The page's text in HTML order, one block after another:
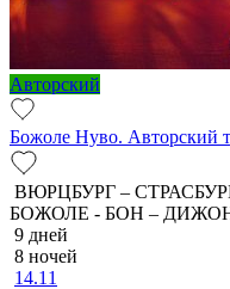
Авторский
Божоле Нуво. Авторский
ВЮРЦБУРГ –
БОЖОЛЕ - БОН –
9 дней
8 ночей
14.11